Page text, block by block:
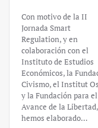
Con motivo de la II
Jornada Smart
Regulation, y en
colaboración con el
Instituto de Estudios
Económicos, la
Civismo, el Institut
y la Fundación para el
Avance de la Libertad,
hemos elaborado…